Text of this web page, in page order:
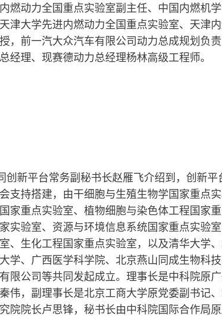
燃动力全国重点实验室副主任、中国内燃机
津大学先进内燃动力全国重点实验室、天津
，前一汽大众汽车有限公司动力总成规划负责
经理、现赛德动力总经理杨林高级工程师。
创新平台常务副秘书长赵雁飞介绍到，创新平
支持搭建，由干细胞与生殖生物学国家重点
家重点实验室、植物细胞与染色体工程国家
实验室、资源与环境信息系统国家重点实验室
、生化工程国家重点实验室，以及清华大学
学、广西医学科学院、北京燕山同成生物科
限公司等共同发起成立。理事长是中科院原广
伟，副理事长是北京工商大学原党委副书记
院院长卢思锋，秘书长由中科院国际合作局